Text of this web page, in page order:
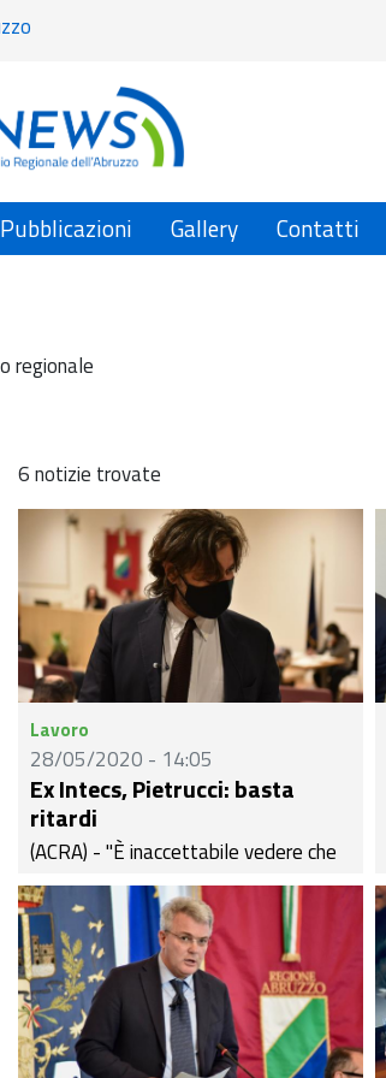
Pubblicazioni Gallery Contatti
regionale
6 notizie trovate
Lavoro
28/05/2020 - 14:05
Ex Intecs, Pietrucci: basta
ritardi
(ACRA) - "È inaccettabile vedere che
le interlocuzioni tra la Regione
Abruzzo e l'Amministratore Delegato
di Thales Alenia Space sulla
situazione dei ricercatori ex Intecs,
vadano avanti a singhiozzo e non
producano nulla di concreto, come se
non si stesse trattando il futuro di